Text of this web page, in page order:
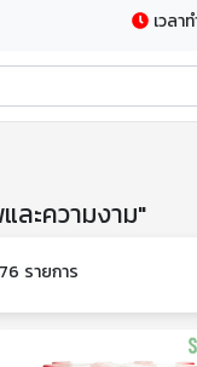
เวล
ละความงาม"
รายการ